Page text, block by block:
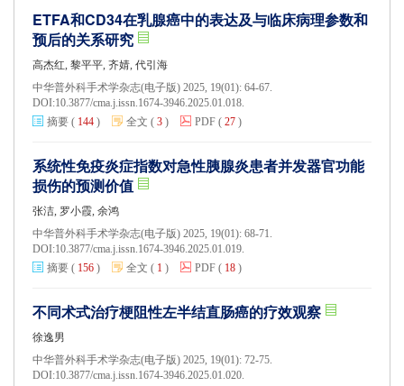
ETFA和CD34在乳腺癌中的表达及与临床病理参数和
预后的关系研究
高杰红, 黎平平, 齐婧, 代引海
中华普外科手术学杂志(电子版) 2025, 19(01): 64-67.
DOI:10.3877/cma.j.issn.1674-3946.2025.01.018.
摘要 ( 144 ) 全文 ( 3 ) PDF ( 27 )
系统性免疫炎症指数对急性胰腺炎患者并发器官功能
损伤的预测价值
张洁, 罗小霞, 余鸿
中华普外科手术学杂志(电子版) 2025, 19(01): 68-71.
DOI:10.3877/cma.j.issn.1674-3946.2025.01.019.
摘要 ( 156 ) 全文 ( 1 ) PDF ( 18 )
不同术式治疗梗阻性左半结直肠癌的疗效观察
徐逸男
中华普外科手术学杂志(电子版) 2025, 19(01): 72-75.
DOI:10.3877/cma.j.issn.1674-3946.2025.01.020.